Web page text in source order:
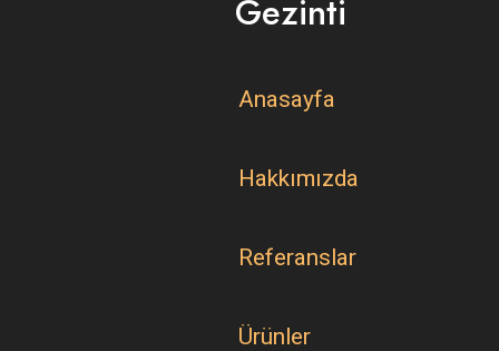
Gezinti
Anasayfa
Hakkımızda
Referanslar
Ürünler